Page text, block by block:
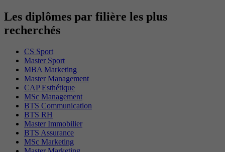
Les diplômes par filière les plus
recherchés
CS Sport
Master Sport
MBA Marketing
Master Management
CAP Esthétique
MSc Management
BTS Communication
BTS RH
Master Immobilier
BTS Assurance
MSc Marketing